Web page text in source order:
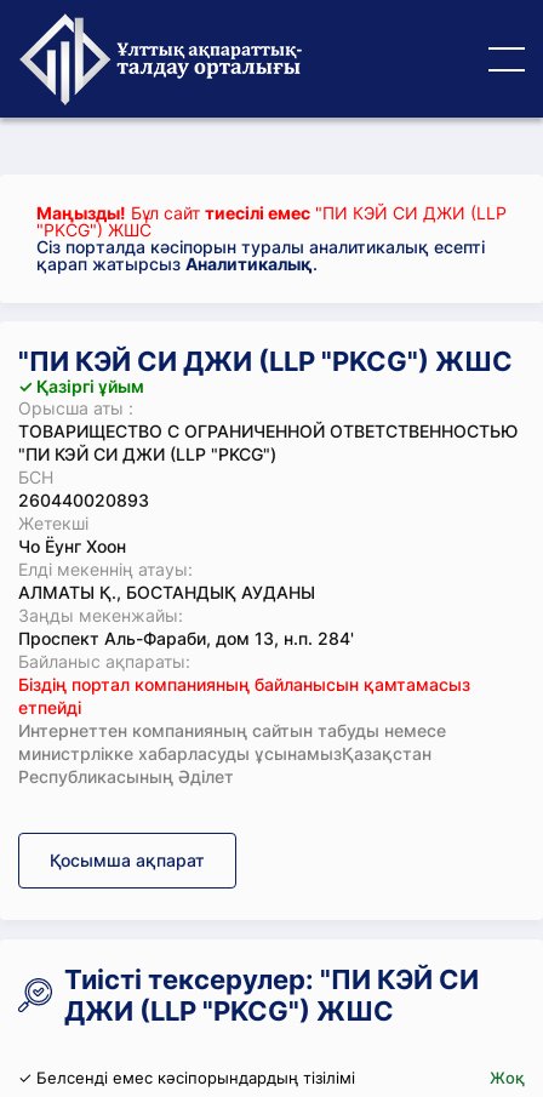
Маңызды! Бұл сайт тиесілі емес "ПИ КЭЙ СИ ДЖИ (LLP
"PKCG") ЖШС
Сіз порталда кәсіпорын туралы аналитикалық есепті
қарап жатырсыз Аналитикалық.
"ПИ КЭЙ СИ ДЖИ (LLP "PKCG") ЖШС
✓ Қазіргі ұйым
Орысша аты :
ТОВАРИЩЕСТВО С ОГРАНИЧЕННОЙ ОТВЕТСТВЕННОСТЬЮ
"ПИ КЭЙ СИ ДЖИ (LLP "PKCG")
БСН
260440020893
Жетекші
Чо Ёунг Хоон
Елді мекеннің атауы:
АЛМАТЫ Қ., БОСТАНДЫҚ АУДАНЫ
Заңды мекенжайы:
Проспект Аль-Фараби, дом 13, н.п. 284'
Байланыс ақпараты:
Біздің портал компанияның байланысын қамтамасыз
етпейді
Интернеттен компанияның сайтын табуды немесе
министрлікке хабарласуды ұсынамызҚазақстан
Республикасының Әділет
Қосымша ақпарат
Тиісті тексерулер: "ПИ КЭЙ СИ
ДЖИ (LLP "PKCG") ЖШС
✓ Белсенді емес кәсіпорындардың тізілімі
Жоқ